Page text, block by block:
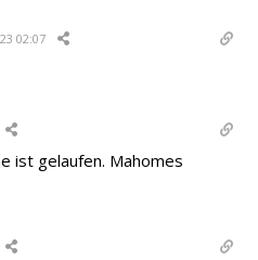
02:07
ist gelaufen. Mahomes